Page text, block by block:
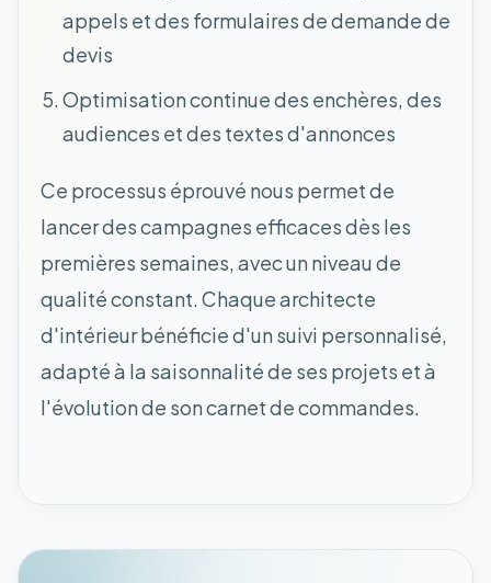
appels et des formulaires de demande de
devis
Optimisation continue des enchères, des
audiences et des textes d'annonces
Ce processus éprouvé nous permet de
lancer des campagnes efficaces dès les
premières semaines, avec un niveau de
qualité constant. Chaque architecte
d'intérieur bénéficie d'un suivi personnalisé,
adapté à la saisonnalité de ses projets et à
l'évolution de son carnet de commandes.